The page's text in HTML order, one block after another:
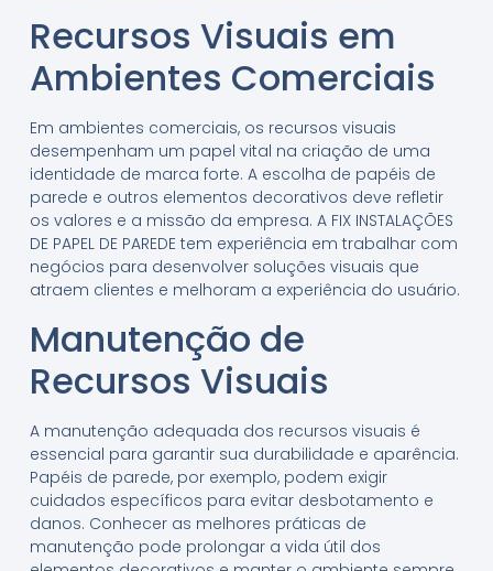
Recursos Visuais em
Ambientes Comerciais
Em ambientes comerciais, os recursos visuais
desempenham um papel vital na criação de uma
identidade de marca forte. A escolha de papéis de
parede e outros elementos decorativos deve refletir
os valores e a missão da empresa. A FIX INSTALAÇÕES
DE PAPEL DE PAREDE tem experiência em trabalhar com
negócios para desenvolver soluções visuais que
atraem clientes e melhoram a experiência do usuário.
Manutenção de
Recursos Visuais
A manutenção adequada dos recursos visuais é
essencial para garantir sua durabilidade e aparência.
Papéis de parede, por exemplo, podem exigir
cuidados específicos para evitar desbotamento e
danos. Conhecer as melhores práticas de
manutenção pode prolongar a vida útil dos